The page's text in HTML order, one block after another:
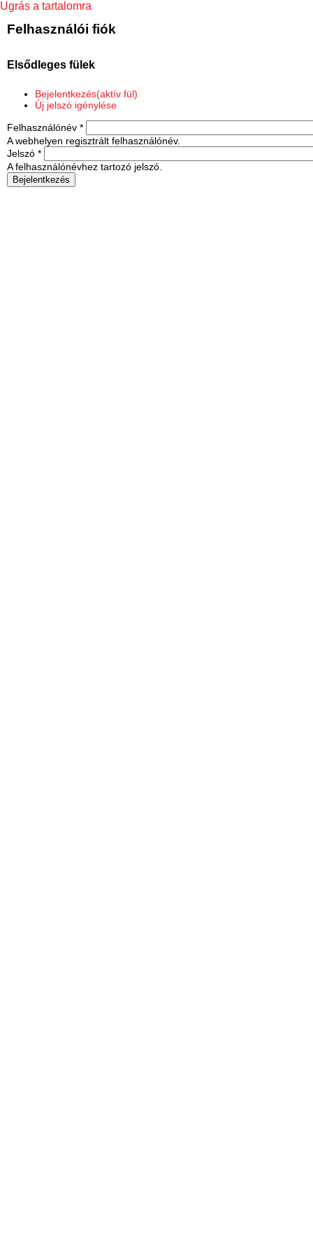
Ugrás a tartalomra
Felhasználói fiók
Elsődleges fülek
Bejelentkezés(aktív fül)
Új jelszó igénylése
Felhasználónév *
A webhelyen regisztrált felhasználónév.
Jelszó *
A felhasználónévhez tartozó jelszó.